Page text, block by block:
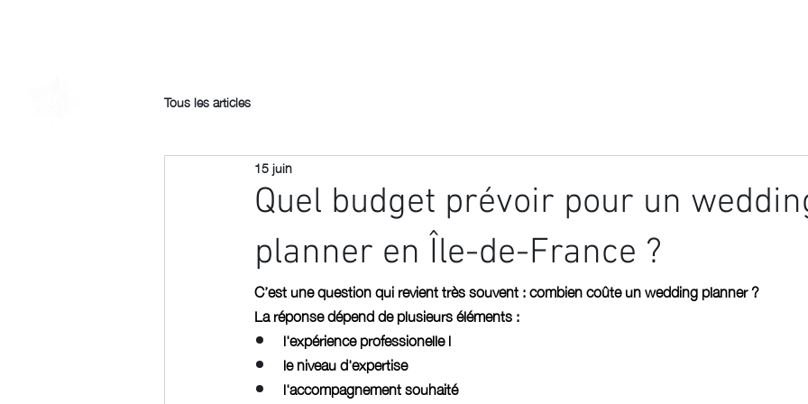
Tous les articles
Quel budget prévoir pour un
planner en Île-de-France ?
15 juin
C’est une question qui revient très souvent : combien coûte un wedding planner ?
La réponse dépend de plusieurs éléments :
l'expérience professionelle l
le niveau d'expertise
l'accompagnement souhaité